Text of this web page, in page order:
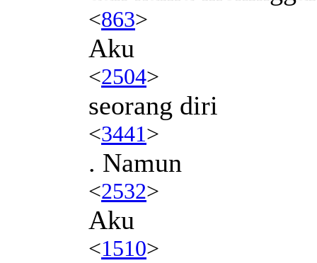
<863>
Aku
<2504>
seorang diri
<3441>
. Namun
<2532>
Aku
<1510>